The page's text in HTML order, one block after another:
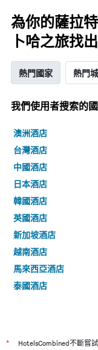
為你的薩拉
卜哈之旅找
熱門國家 熱門
我們使用者搜索的
澳洲酒店
台灣酒店
中國酒店
日本酒店
韓國酒店
英國酒店
新加坡酒店
越南酒店
馬來西亞酒店
泰國酒店
* HotelsCombined不斷嘗